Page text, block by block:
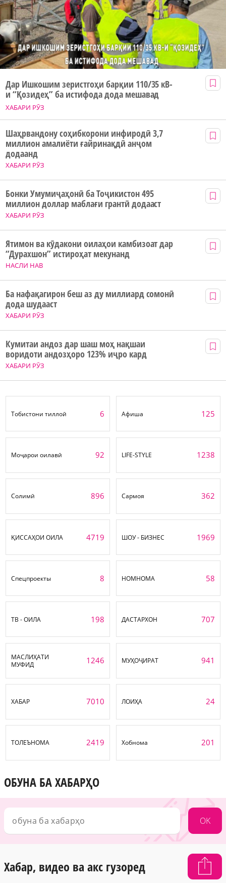
ХАБАРИ РӮЗ
Дар Ишкошим зеристгоҳи барқии 110/35 кВ-
и “Қозидеҳ” ба истифода дода мешавад
ХАБАРИ РӮЗ
Шаҳрвандону соҳибкорони инфиродӣ 3,7
миллион амалиёти ғайринақдӣ анҷом
додаанд
ХАБАРИ РӮЗ
Бонки Умумиҷаҳонӣ ба Тоҷикистон 495
миллион доллар маблағи грантӣ додааст
НАСЛИ НАВ
Ятимон ва кӯдакони оилаҳои камбизоат дар
“Дурахшон” истироҳат мекунанд
ХАБАРИ РӮЗ
Ба нафақагирон беш аз ду миллиард сомонӣ
дода шудааст
ХАБАРИ РӮЗ
Кумитаи андоз дар шаш моҳ нақшаи
воридоти андозҳоро 123% иҷро кард
Тобистони тиллоӣ 6 Афиша 125
Моҷарои оилавӣ 92 LIFE-STYLE 1238
Солимӣ 896 Сармоя 362
ҚИССАҲОИ ОИЛА 4719 ШОУ - БИЗНЕС 1969
Спецпроекты 8 НОМНОМА 58
ТВ - ОИЛА 198 ДАСТАРХОН 707
МАСЛИҲАТИ
МУФИД
1246 МУҲОҶИРАТ 941
ХАБАР 7010 ЛОИҲА 24
ТОЛЕЪНОМА 2419 Хобнома 201
ОБУНА БА ХАБАРҲО
OK
Хабар, видео ва акс гузоред